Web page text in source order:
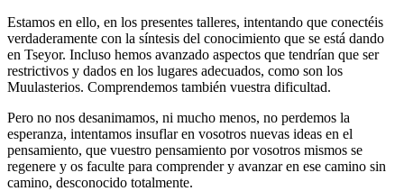
Estamos en ello, en los presentes talleres, intentando que conectéis
verdaderamente con la síntesis del conocimiento que se está dando
en Tseyor. Incluso hemos avanzado aspectos que tendrían que ser
restrictivos y dados en los lugares adecuados, como son los
Muulasterios. Comprendemos también vuestra dificultad.
Pero no nos desanimamos, ni mucho menos, no perdemos la
esperanza, intentamos insuflar en vosotros nuevas ideas en el
pensamiento, que vuestro pensamiento por vosotros mismos se
regenere y os faculte para comprender y avanzar en ese camino sin
camino, desconocido totalmente.